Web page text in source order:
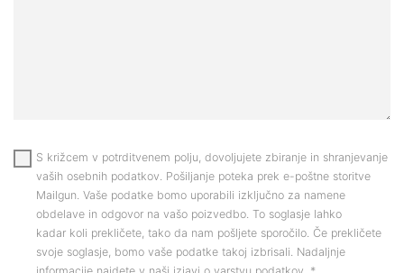
S križcem v potrditvenem polju, dovoljujete zbiranje in shranjevanje
vaših osebnih podatkov. Pošiljanje poteka prek e-poštne storitve
Mailgun. Vaše podatke bomo uporabili izključno za namene
obdelave in odgovor na vašo poizvedbo. To soglasje lahko
kadar koli prekličete, tako da nam pošljete sporočilo. Če prekličete
svoje soglasje, bomo vaše podatke takoj izbrisali. Nadaljnje